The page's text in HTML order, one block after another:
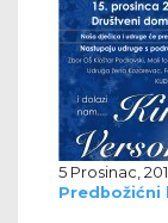
5 Prosinac,
Predbožićni